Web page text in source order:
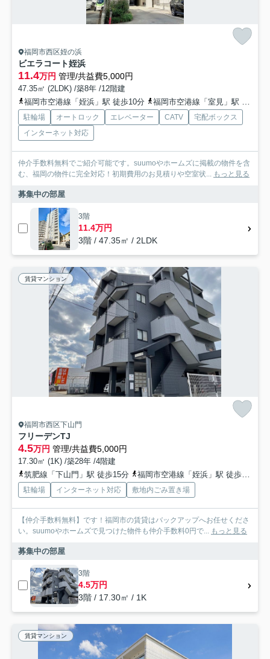
福岡市西区姪の浜
ビエラコート姪浜
11.4万円 管理/共益費5,000円
47.35㎡ (2LDK) /築8年 /12階建
福岡市空港線「姪浜」駅 徒歩10分
福岡市空港線「室見」駅 徒歩14分
駐輪場 オートロック エレベーター CATV
宅配ボックス
インターネット対応
仲介手数料無料でご紹介可能です。suumoやホームズに掲載の物件を含
む、福岡の物件に完全対応！初期費用のお見積りや空室状...
もっと見る
募集中の部屋
3階
11.4万円
3階 / 47.35㎡ / 2LDK
賃貸マンション
福岡市西区下山門
フリーデンTJ
4.5万円 管理/共益費5,000円
17.30㎡ (1K) /築28年 /4階建
筑肥線「下山門」駅 徒歩15分
福岡市空港線「姪浜」駅 徒歩19分
駐輪場 インターネット対応 敷地内ごみ置き場
【仲介手数料無料】です！福岡市の賃貸はバックアップへお任せくださ
い。suumoやホームズで見つけた物件も仲介手数料0円で...
もっと見る
募集中の部屋
3階
4.5万円
3階 / 17.30㎡ / 1K
賃貸マンション